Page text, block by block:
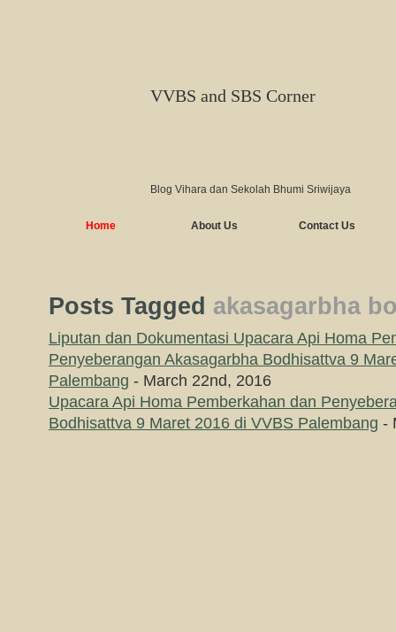
VVBS and SBS Corner
Blog Vihara dan Sekolah Bhumi Sriwijaya
Home About Us Contact Us
Posts Tagged akasagarbha
Liputan dan Dokumentasi Upacara Api Homa
Penyeberangan Akasagarbha Bodhisattva 9
Palembang - March 22nd, 2016
Upacara Api Homa Pemberkahan dan
Bodhisattva 9 Maret 2016 di VVBS Palembang -